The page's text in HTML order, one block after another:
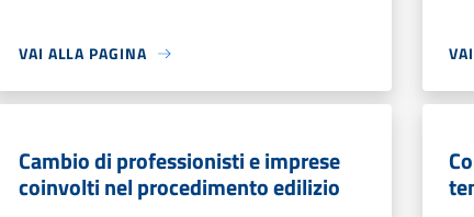
VAI ALLA PAGINA
Cambio di professionisti e imprese
coinvolti nel procedimento edilizio